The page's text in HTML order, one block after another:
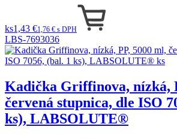
ks1,43 €1,76 € s DPH
LBS-7693036
Kadička Griffinova, nízká,
červená stupnica, dle ISO
ks), LABSOLUTE®